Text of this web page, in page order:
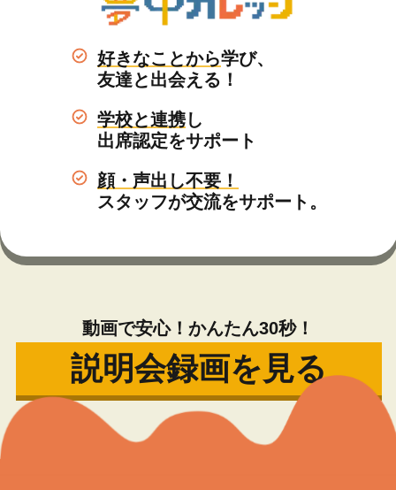
好きなことから学び、
友達と出会える！
学校と連携し
出席認定をサポート
顔・声出し不要！
スタッフが交流をサポート。
動画で安心！かんたん30秒！
説明会録画を見る